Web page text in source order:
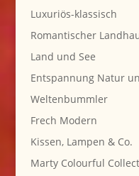
Luxuriös-klassisch
Romantischer
Land und See
Entspannung Natur
Weltenbummler
Frech Modern
Kissen, Lampen & Co.
Marty Colourful